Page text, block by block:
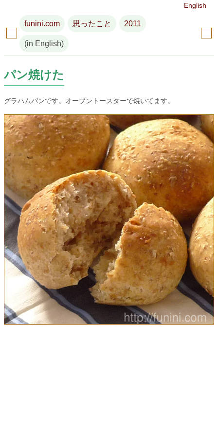
English
funini.com 思ったこと 2011
(in English)
パン焼けた
グラハムパンです。オーブントースターで焼いてます。